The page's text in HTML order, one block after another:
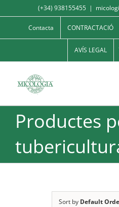
to
content
(+34) 938155455 |
Contacta CONTRACTACIÓ
AVÍS LEGAL
Productes
Sort by Default